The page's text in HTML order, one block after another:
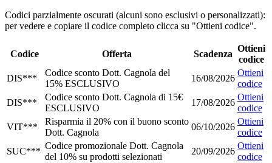
Codici parzialmente oscurati (alcuni sono esclusivi o personalizzati):
per vedere e copiare il codice completo clicca su "Ottieni codice".
Codice Offerta Scadenza
Ottieni
codice
DIS***
Codice sconto Dott. Cagnola del
15% ESCLUSIVO
16/08/2026
Ottieni
codice
DIS***
Codice sconto Dott. Cagnola di 15€
ESCLUSIVO
17/08/2026
Ottieni
codice
VIT***
Risparmia il 20% con il buono sconto
Dott. Cagnola
06/10/2026
Ottieni
codice
SUC***
Codice promozionale Dott. Cagnola
del 10% su prodotti selezionati
20/09/2026
Ottieni
codice